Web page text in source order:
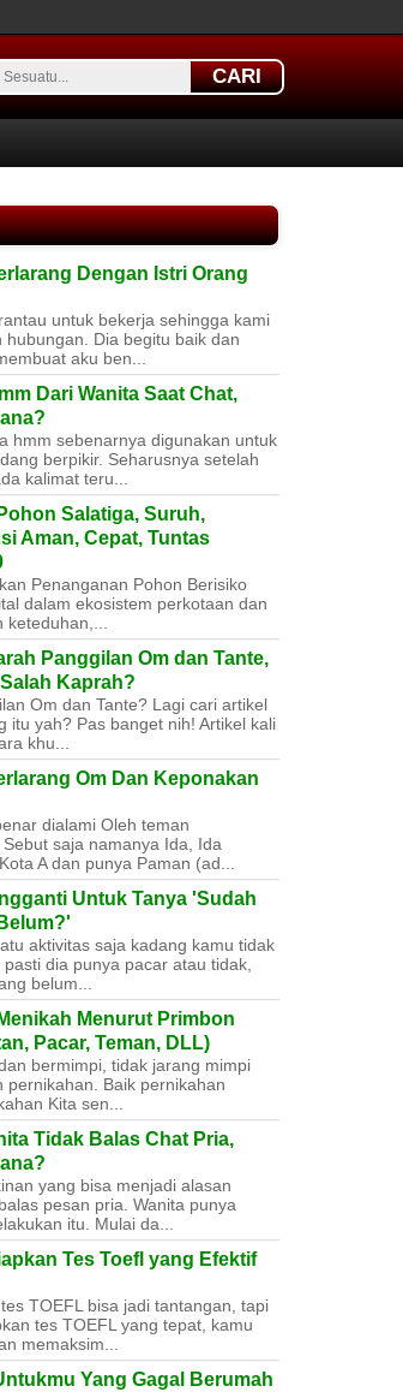
CARI
Dengan Istri Orang
untuk bekerja sehingga kami
Dia begitu baik dan
aku ben...
Dari Wanita Saat Chat,
hmm sebenarnya digunakan untuk
berpikir. Seharusnya setelah
kalimat teru...
Salatiga, Suruh,
Aman, Cepat, Tuntas
Penanganan Pohon Berisiko
dalam ekosistem perkotaan dan
Panggilan Om dan Tante,
Kaprah?
Om dan Tante? Lagi cari artikel
itu yah? Pas banget nih! Artikel kali
khu...
Om Dan Keponakan
dialami Oleh teman
saja namanya Ida, Ida
A dan punya Paman (ad...
Untuk Tanya 'Sudah
aktivitas saja kadang kamu tidak
dia punya pacar atau tidak,
belum...
Menurut Primbon
Pacar, Teman, DLL)
bermimpi, tidak jarang mimpi
Baik pernikahan
Kita sen...
Tidak Balas Chat Pria,
yang bisa menjadi alasan
pesan pria. Wanita punya
itu. Mulai da...
Tes Toefl yang Efektif
TOEFL bisa jadi tantangan, tapi
tes TOEFL yang tepat, kamu
memaksim...
Yang Gagal Berumah